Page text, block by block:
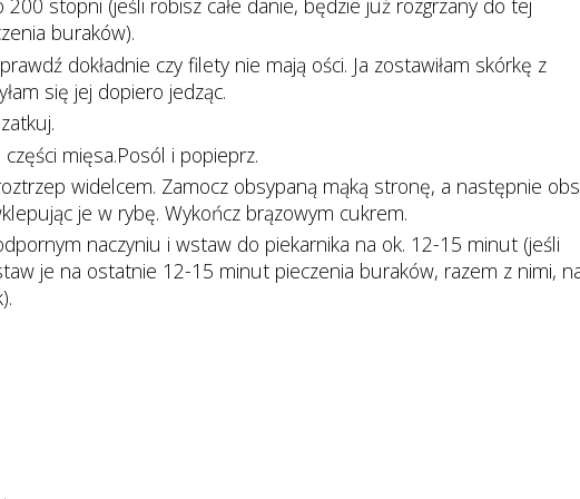
200 stopni (jeśli robisz całe danie, będzie już rozgrzany do tej
buraków).
dokładnie czy filety nie mają ości. Ja zostawiłam skórkę z
się jej dopiero jedząc.
mięsa.Posól i popieprz.
widelcem. Zamocz obsypaną mąką stronę, a następnie
je w rybę. Wykończ brązowym cukrem.
naczyniu i wstaw do piekarnika na ok. 12-15 minut (jeśli
je na ostatnie 12-15 minut pieczenia buraków, razem z nimi,